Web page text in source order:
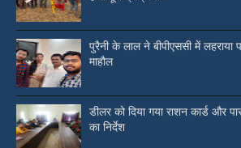
पुरैनी के लाल ने बीपीएससी में
माहौल
डीलर को दिया गया राशन कार्ड और
का निर्देश